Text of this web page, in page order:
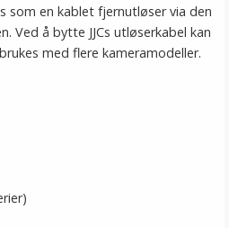
som en kablet fjernutløser via den
Ved å bytte JJCs utløserkabel kan
med flere kameramodeller.